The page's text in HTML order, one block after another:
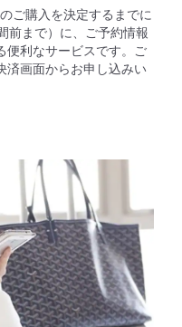
ご購入を決定するまでに
前まで）に、ご予約情報
便利なサービスです。ご
済画面からお申し込みい